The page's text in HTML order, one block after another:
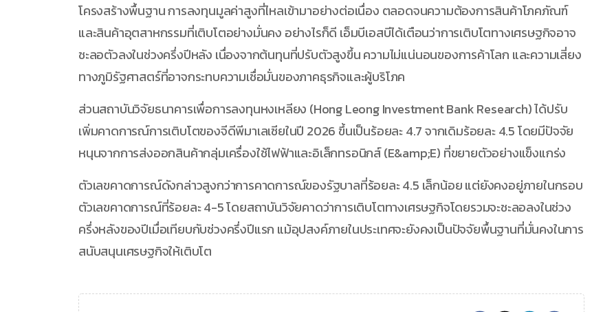
โครงสร้างพื้นฐาน การลงทุนมูลค่าสูงที่ไหลเข้ามาอย่างต่อเนื่อง ตลอดจนความต้องการสินค้าโภคภัณฑ์
และสินค้าอุตสาหกรรมที่เติบโตอย่างมั่นคง อย่างไรก็ดี เอ็มบีเอสบีได้เตือนว่าการเติบโตทางเศรษฐกิจอาจ
ชะลอตัวลงในช่วงครึ่งปีหลัง เนื่องจากต้นทุนที่ปรับตัวสูงขึ้น ความไม่แน่นอนของการค้าโลก และความเสี่ยง
ทางภูมิรัฐศาสตร์ที่อาจกระทบความเชื่อมั่นของภาคธุรกิจและผู้บริโภค
ส่วนสถาบันวิจัยธนาคารเพื่อการลงทุนหงเหลียง (Hong Leong Investment Bank Research) ได้ปรับ
เพิ่มคาดการณ์การเติบโตของจีดีพีมาเลเซียในปี 2026 ขึ้นเป็นร้อยละ 4.7 จากเดิมร้อยละ 4.5 โดยมีปัจจัย
หนุนจากการส่งออกสินค้ากลุ่มเครื่องใช้ไฟฟ้าและอิเล็กทรอนิกส์ (E&amp;E) ที่ขยายตัวอย่างแข็งแกร่ง
ตัวเลขคาดการณ์ดังกล่าวสูงกว่าการคาดการณ์ของรัฐบาลที่ร้อยละ 4.5 เล็กน้อย แต่ยังคงอยู่ภายในกรอบ
ตัวเลขคาดการณ์ที่ร้อยละ 4-5 โดยสถาบันวิจัยคาดว่าการเติบโตทางเศรษฐกิจโดยรวมจะชะลอลงในช่วง
ครึ่งหลังของปีเมื่อเทียบกับช่วงครึ่งปีแรก แม้อุปสงค์ภายในประเทศจะยังคงเป็นปัจจัยพื้นฐานที่มั่นคงในการ
สนับสนุนเศรษฐกิจให้เติบโต